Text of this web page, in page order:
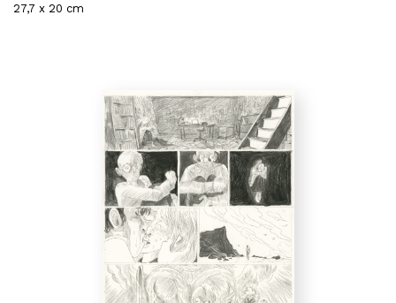
27,7 x 20 cm